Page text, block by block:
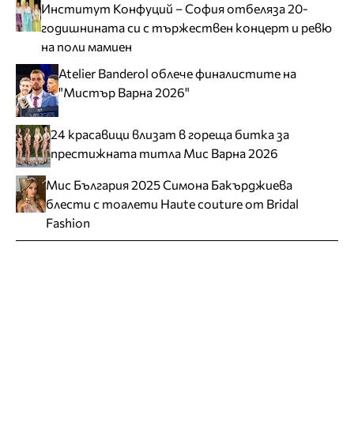
Институт Конфуций – София отбеляза 20-
годишнината си с тържествен концерт и ревю
на поли мамиен
Atelier Banderol облече финалистите на
"Мистър Варна 2026"
24 красавици влизат в гореща битка за
престижната титла Мис Варна 2026
Мис България 2025 Симона Бакърджиева
блести с тоалети Haute couture от Bridal
Fashion